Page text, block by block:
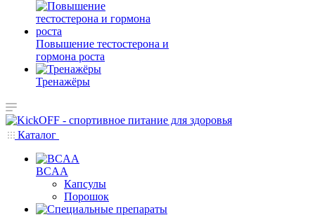
Повышение тестостерона и
гормона роста
Тренажёры
Каталог
BCAA
Капсулы
Порошок